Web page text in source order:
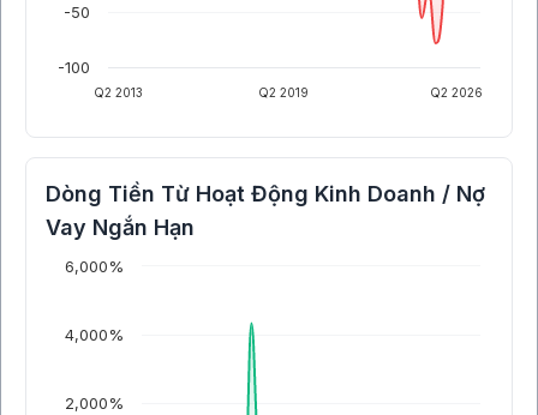
Q2 2013 Q2 2019 Q2 2026
-100
-50
Dòng Tiền Từ Hoạt Động Kinh Doanh / Nợ
Vay Ngắn Hạn
2,000%
4,000%
6,000%